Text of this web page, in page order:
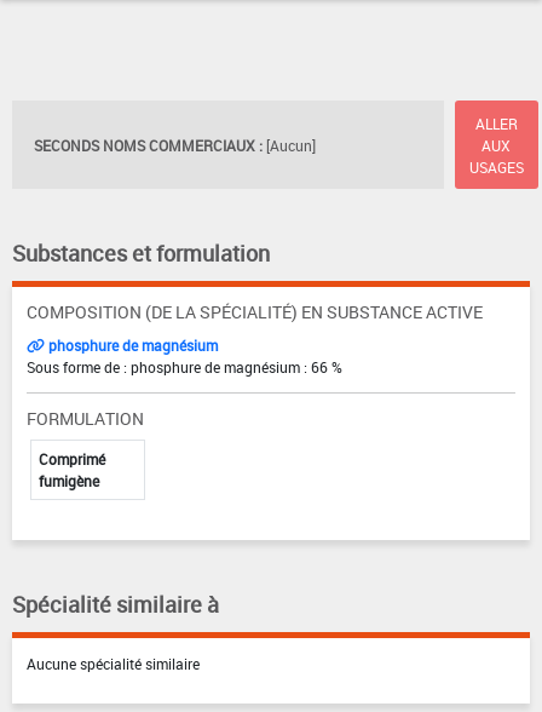
SECONDS NOMS COMMERCIAUX : [Aucun]
ALLER
AUX
USAGES
Substances et formulation
COMPOSITION (DE LA SPÉCIALITÉ) EN SUBSTANCE ACTIVE
phosphure de magnésium
Sous forme de : phosphure de magnésium : 66 %
FORMULATION
Comprimé
fumigène
Spécialité similaire à
Aucune spécialité similaire